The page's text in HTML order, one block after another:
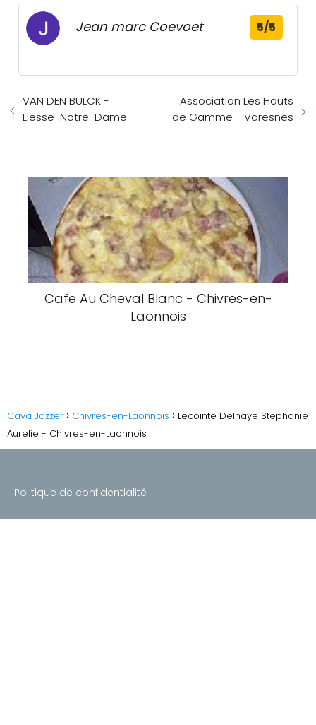
Jean marc Coevoet 5/5
VAN DEN BULCK -
Liesse-Notre-Dame
Association Les Hauts
de Gamme - Varesnes
Cafe Au Cheval Blanc - Chivres-en-
Laonnois
Cava Jazzer Chivres-en-Laonnois
Lecointe Delhaye Stephanie
Aurelie - Chivres-en-Laonnois
Politique de confidentialité